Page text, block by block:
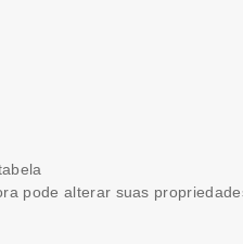
pode alterar suas